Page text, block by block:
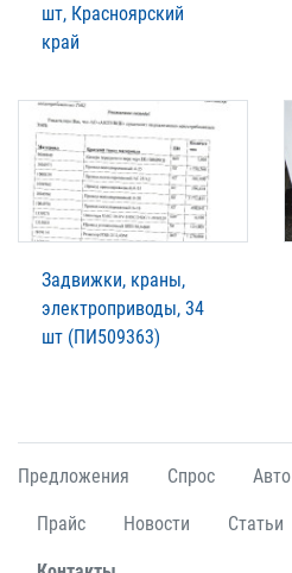
шт, Красноярский
край
Задвижки, краны,
электроприводы, 34
шт (ПИ509363)
Предложения Спрос Авто
Прайс Новости Статьи